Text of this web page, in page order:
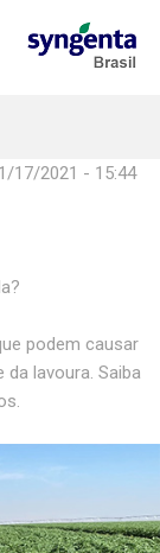
17/2021 - 15:44
podem causar
da lavoura. Saiba